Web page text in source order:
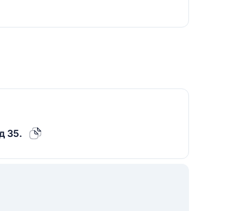
35.